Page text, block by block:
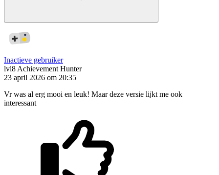
Inactieve gebruiker
lvl8 Achievement Hunter
23 april 2026 om 20:35
Vr was al erg mooi en leuk! Maar deze versie lijkt me ook
interessant